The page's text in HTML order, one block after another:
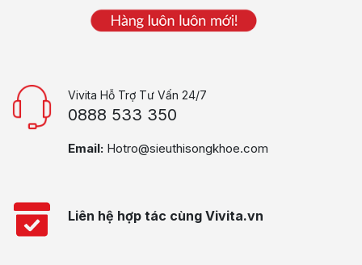
Vivita Hỗ Trợ Tư Vấn 24/7
0888 533 350
Email: Hotro@sieuthisongkhoe.com
Liên hệ hợp tác cùng Vivita.vn